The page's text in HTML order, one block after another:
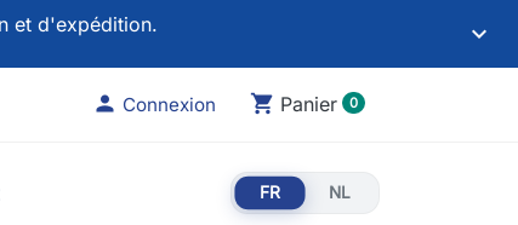
et d'expédition. keyboard_arrow_down
 Connexion shopping_cart Panier 0
FR NL